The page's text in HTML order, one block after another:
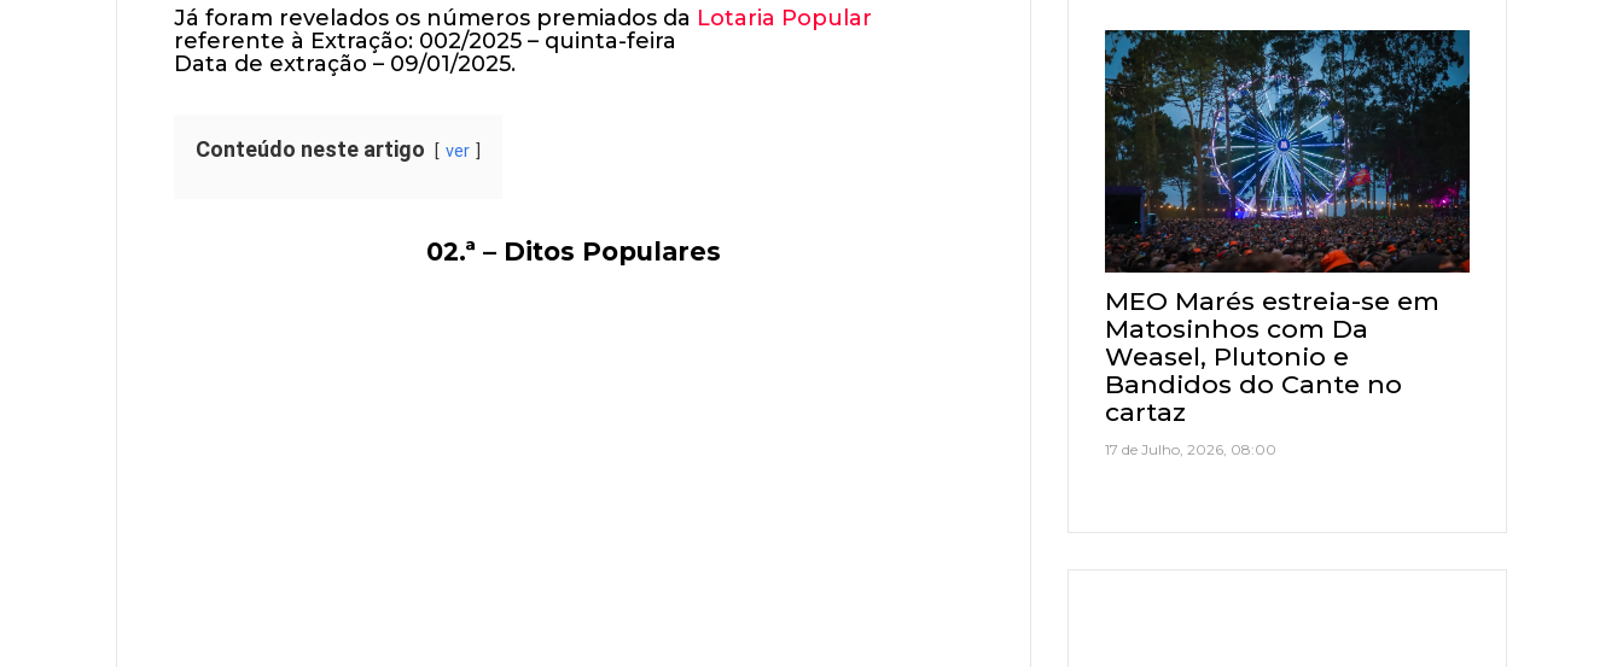
Já foram revelados os números premiados da Lotaria Popular
referente à Extração: 002/2025 – quinta-feira
Data de extração – 09/01/2025.
Conteúdo neste artigo ver
02.ª – Ditos Populares
MEO Marés estreia-se em
Matosinhos com Da
Weasel, Plutonio e
Bandidos do Cante no
cartaz
17 de Julho, 2026, 08:00